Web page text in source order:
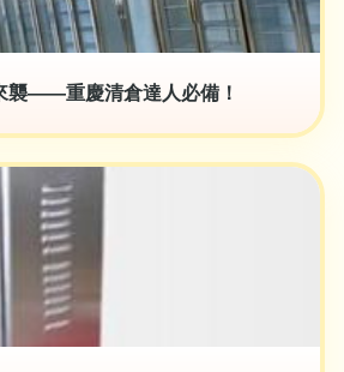
襲——重慶清倉達人必備！